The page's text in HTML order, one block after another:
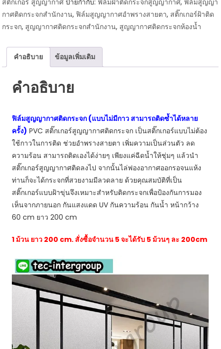
ฟิล์ม
สูญ
ญา
กา
ดก
ระจก
แบบ
หน้า
กว้าง
60cm.
ยาว
200cm
สูญ
กาว
The
Special
Now
สติ๊กเกอร์ สูญญากาศ ป้ายกำกับ:ฟิล์มฝ้าติดกระจกสูญญากาศ,ฟิล์มสูญญา
กาศติดกระจกสำนักงาน,ฟิล์มสูญญากาศอำพรางสายตา, สติ๊กเกอร์ฝ้าติด
กระจก, สูญญากาศติดกระจกสำนักงาน, สูญญากาศติดกระจกห้องน้ำ
คำอธิบาย ข้อมูลเพิ่มเติม
คำอธิบาย
ฟิล์มสูญญากาศติดกระจก (แบบไม่มีกาว สามารถติดซ้ำได้หลาย
ครั้ง) PVC สติ๊กเกอร์สูญญากาศติดกระจก เป็นสติ๊กเกอร์แบบไม่ต้อง
ใช้กาวในการติด ช่วยอำพรางสายตา เพิ่มความเป็นส่วนตัว ลด
ความร้อน สามารถติดเองได้ง่ายๆ เพียงแค่ฉีดน้ำให้ชุ่มๆ แล้วนำ
สติ๊กเกอร์สูญญากาศติดลงไป จากนั้นไล่ฟองอากาศออกรอจนแห้ง
ท่านก็จะได้กระจกที่สวยงามมีลวดลาย ด้วยคุณสมบัติที่เป็น
สติ๊กเกอร์แบบฝ้าขุ่นจึงเหมาะสำหรับติดกระจกเพื่อป้องกันการมอง
เห็นจากภายนอก กันแสงแดด UV กันความร้อน กันน้ำ หน้ากว้าง
60 cm ยาว 200 cm
1 ม้วน ยาว 200 cm. สั่งซื้อจำนวน 5 จะได้รับ 5 ม้วนๆ ละ 200cm